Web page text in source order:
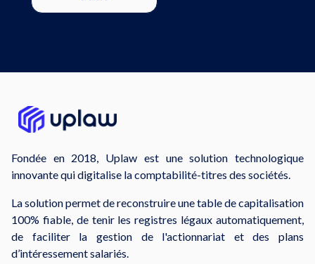
Fondée en 2018, Uplaw est une solution technologique
innovante qui digitalise la comptabilité-titres des sociétés.
La solution permet de reconstruire une table de capitalisation
100% fiable, de tenir les registres légaux automatiquement,
de faciliter la gestion de l'actionnariat et des plans
d’intéressement salariés.